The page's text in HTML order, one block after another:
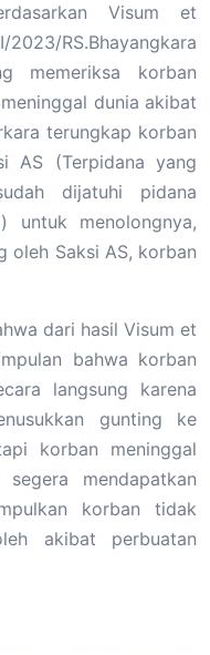
Visum et
RS.Bhayangkara
memeriksa korban
dunia akibat
terungkap korban
AS (Terpidana yang
dijatuhi pidana
untuk menolongnya,
oleh Saksi AS, korban
dari hasil Visum et
bahwa korban
langsung karena
gunting ke
korban meninggal
mendapatkan
korban tidak
akibat perbuatan